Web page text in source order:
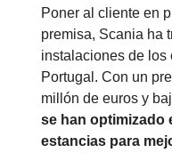
Poner al cliente en
premisa, Scania ha
instalaciones de los
Portugal. Con un
millón de euros y
se han optimizado
estancias para